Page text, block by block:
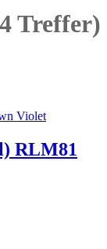
Treffer)
RLM81